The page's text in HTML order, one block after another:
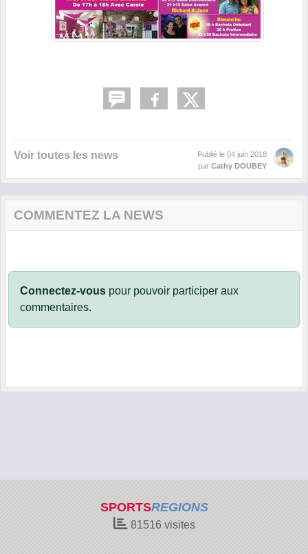
Voir toutes les news Publié le 04 juin 2018
par Cathy DOUBEY
COMMENTEZ LA NEWS
Connectez-vous pour pouvoir participer aux
commentaires.
SPORTSREGIONS
81516visites